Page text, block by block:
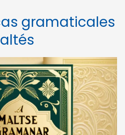
gramaticales